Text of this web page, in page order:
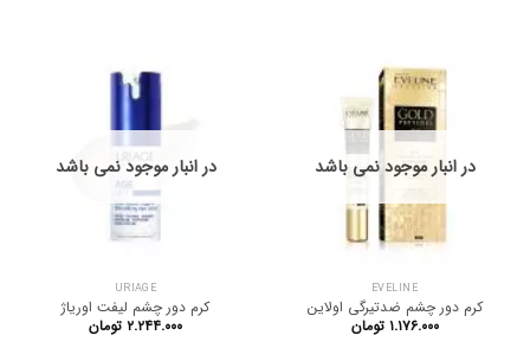
در انبار موجود نمی باشد
EVELINE
کرم دور چشم ضدتیرگی اولاین
۱.۱۷۶.۰۰۰ تومان
در انبار موجود نمی باشد
URIAGE
کرم دور چشم لیفت اوریاژ
۲.۲۴۴.۰۰۰ تومان